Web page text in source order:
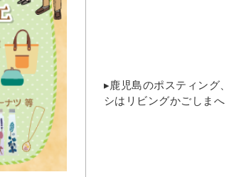
▸鹿児島のポスティング
シはリビングかごしまへ